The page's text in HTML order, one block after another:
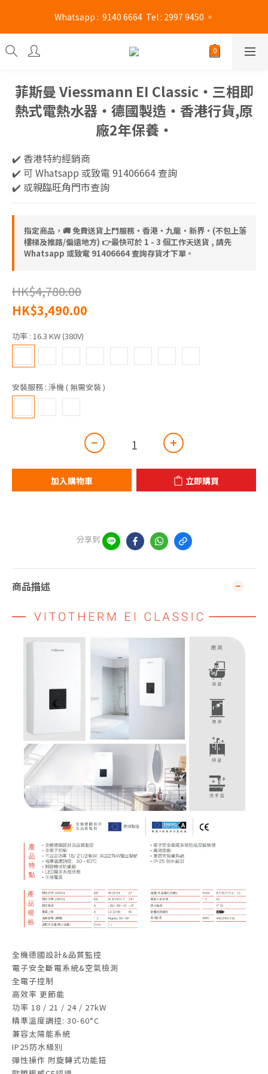
旺角門市營業時間 : (星期一至六 13:00 - 21:00 / 星期日及公眾假期
13:00 - 19:00)
Whatsapp :  9140 6664  Tel : 2997 9450 。
旺角門市營業時間 : (星期一至六 13:00 - 21:00 / 星期日及公眾假期
13:00 - 19:00)
菲斯曼 Viessmann EI Classic‧三相即
熱式電熱水器‧德國製造‧香港行貨,原
廠2年保養‧
✔️ 香港特約經銷商
✔️ 可 Whatsapp 或致電 91406664 查詢
✔️ 或親臨旺角門市查詢
指定商品，🚚 免費送貨上門服務‧香港‧九龍‧新界‧(不包上落
樓梯及推路/偏遠地方) 👉最快可於 1 - 3 個工作天送貨 , 請先
Whatsapp 或致電 91406664 查詢存貨才下單。
HK$4,780.00
HK$3,490.00
功率 : 16.3 KW (380V)
安裝服務 : 淨機 ( 無需安裝 )
加入購物車 立即購買
分享到
商品描述
全機德國設計&品質監控
電子安全斷電系統&空氣檢測
全電子控制
高效率 更節能
功率 18 / 21 / 24 / 27kW
精準溫度調控: 30-60°C
兼容太陽能系統
IP25防水級別
彈性操作 附旋轉式功能鈕